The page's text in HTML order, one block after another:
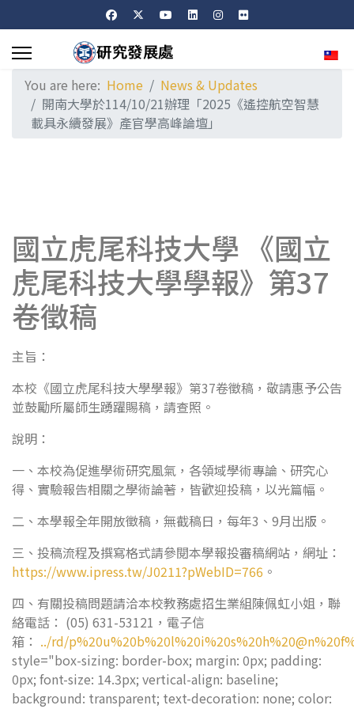
You are here: Home
News & Updates
開南大學於114/10/21辦理「2025《遙控航空智慧
載具永續發展》產官學高峰論壇」
國立虎尾科技大學 《國立
虎尾科技大學學報》第37
卷徵稿
主旨：
本校《國立虎尾科技大學學報》第37卷徵稿，敬請惠予公告
並鼓勵所屬師生踴躍賜稿，請查照。
說明：
一、本校為促進學術研究風氣，各領域學術專論、研究心
得、實驗報告相關之學術論著，皆歡迎投稿，以光篇幅。
二、本學報全年開放徵稿，無截稿日，每年3、9月出版。
三、投稿流程及撰寫格式請參閱本學報投審稿網站，網址：
https://www.ipress.tw/J0211?pWebID=766 。
四、有關投稿問題請洽本校教務處招生業組陳佩虹小姐，聯
絡電話： (05) 631-53121，電子信
箱： ../rd/
style="box-sizing: border-box; margin: 0px; padding:
0px; font-size: 14.3px; vertical-align: baseline;
background: transparent; text-decoration: none; color: